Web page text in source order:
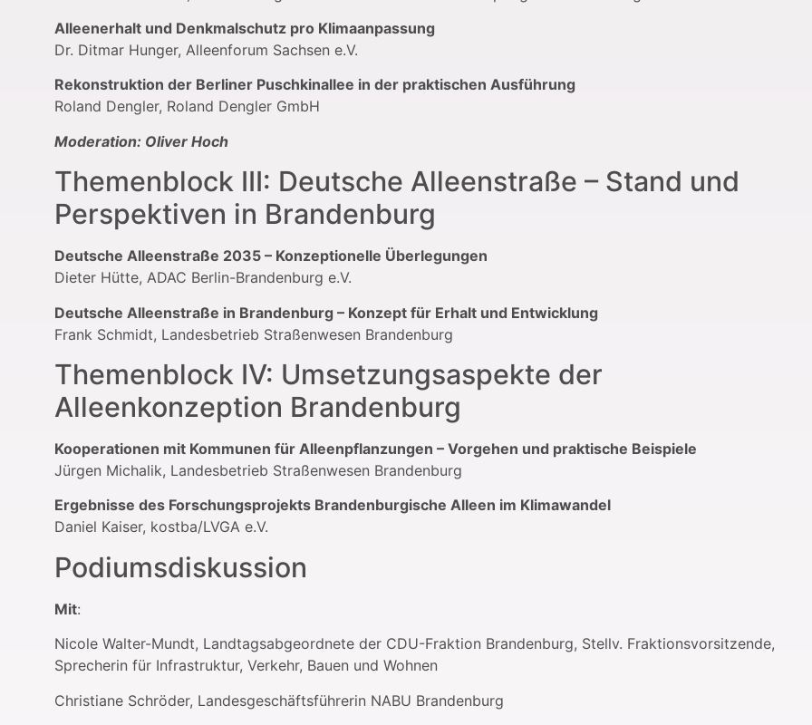
Alleenerhalt und Denkmalschutz pro Klimaanpassung
Dr. Ditmar Hunger, Alleenforum Sachsen e.V.
Rekonstruktion der Berliner Puschkinallee in der praktischen Ausführung
Roland Dengler, Roland Dengler GmbH
Moderation: Oliver Hoch
Themenblock III: Deutsche Alleenstraße – Stand und
Perspektiven in Brandenburg
Deutsche Alleenstraße 2035 – Konzeptionelle Überlegungen
Dieter Hütte, ADAC Berlin-Brandenburg e.V.
Deutsche Alleenstraße in Brandenburg – Konzept für Erhalt und Entwicklung
Frank Schmidt, Landesbetrieb Straßenwesen Brandenburg
Themenblock IV: Umsetzungsaspekte der
Alleenkonzeption Brandenburg
Kooperationen mit Kommunen für Alleenpflanzungen – Vorgehen und praktische Beispiele
Jürgen Michalik, Landesbetrieb Straßenwesen Brandenburg
Ergebnisse des Forschungsprojekts Brandenburgische Alleen im Klimawandel
Daniel Kaiser, kostba/LVGA e.V.
Podiumsdiskussion
Mit:
Nicole Walter-Mundt, Landtagsabgeordnete der CDU-Fraktion Brandenburg, Stellv. Fraktionsvorsitzende,
Sprecherin für Infrastruktur, Verkehr, Bauen und Wohnen
Christiane Schröder, Landesgeschäftsführerin NABU Brandenburg